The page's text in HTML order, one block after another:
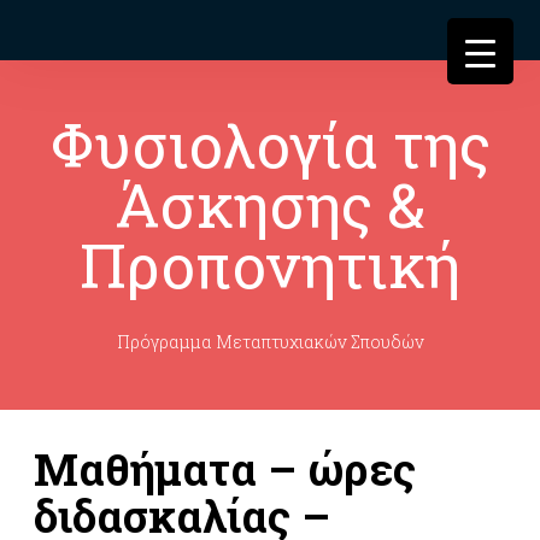
Φυσιολογία της
Άσκησης &
Προπονητική
Πρόγραμμα Μεταπτυχιακών Σπουδών
Μαθήματα – ώρες
διδασκαλίας –